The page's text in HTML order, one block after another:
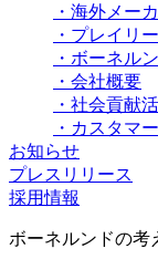
・海外メー
・プレイリ
・ボーネル
・会社概要
・社会貢献
・カスタマ
お知らせ
プレスリリース
採用情報
ボーネルンドの考